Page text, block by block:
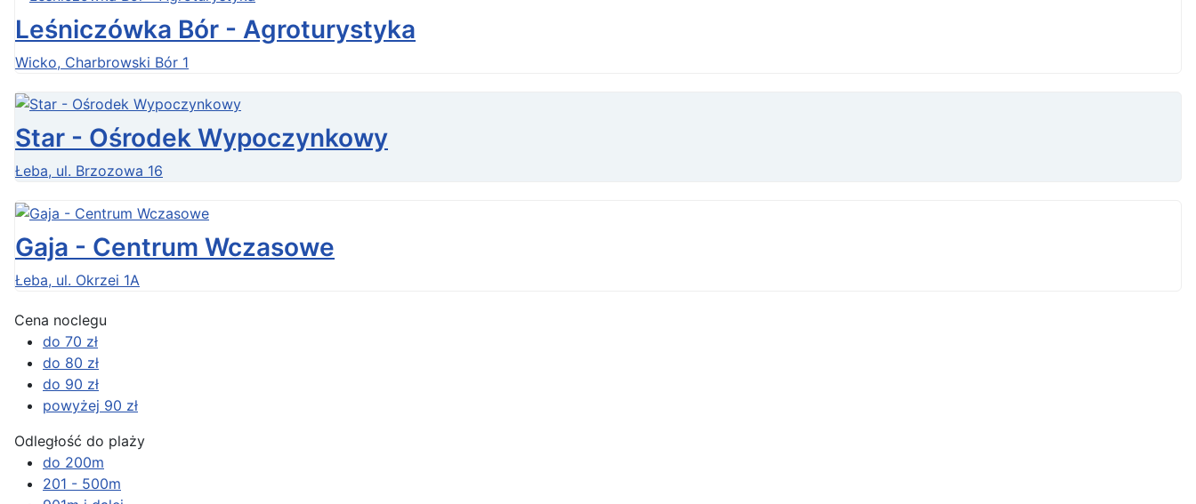
Leśniczówka Bór - Agroturystyka
Wicko, Charbrowski Bór 1
Star - Ośrodek Wypoczynkowy
Łeba, ul. Brzozowa 16
Gaja - Centrum Wczasowe
Łeba, ul. Okrzei 1A
Cena noclegu
do 70 zł
do 80 zł
do 90 zł
powyżej 90 zł
Odległość do plaży
do 200m
201 - 500m